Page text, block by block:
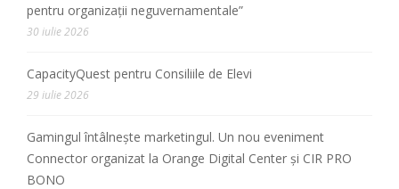
pentru organizații neguvernamentale”
30 iulie 2026
CapacityQuest pentru Consiliile de Elevi
29 iulie 2026
Gamingul întâlnește marketingul. Un nou eveniment
Connector organizat la Orange Digital Center și CIR PRO
BONO